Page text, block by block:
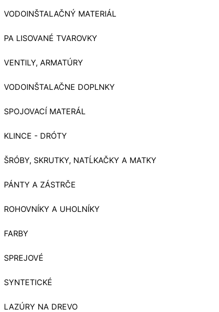
VODOINŠTALAČNÝ MATERIÁL
PA LISOVANÉ TVAROVKY
VENTILY, ARMATÚRY
VODOINŠTALAČNE DOPLNKY
SPOJOVACÍ MATERÁL
KLINCE - DRÓTY
ŠRÓBY, SKRUTKY, NATĹKAČKY A MATKY
PÁNTY A ZÁSTRČE
ROHOVNÍKY A UHOLNÍKY
FARBY
SPREJOVÉ
SYNTETICKÉ
LAZÚRY NA DREVO